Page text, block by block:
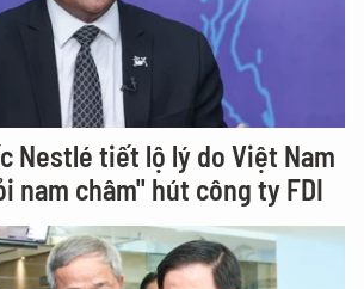
Nestlé tiết lộ lý do Việt Nam
nam châm" hút công ty FDI